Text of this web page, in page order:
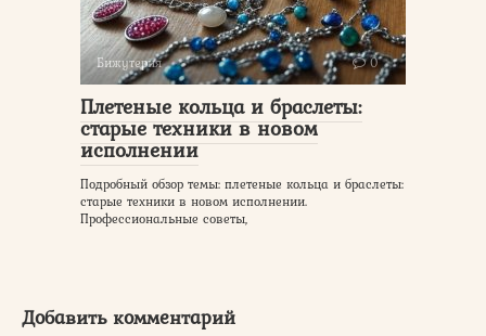
Бижутерия 0
Плетеные кольца и браслеты:
старые техники в новом
исполнении
Подробный обзор темы: плетеные кольца и браслеты:
старые техники в новом исполнении.
Профессиональные советы,
Добавить комментарий